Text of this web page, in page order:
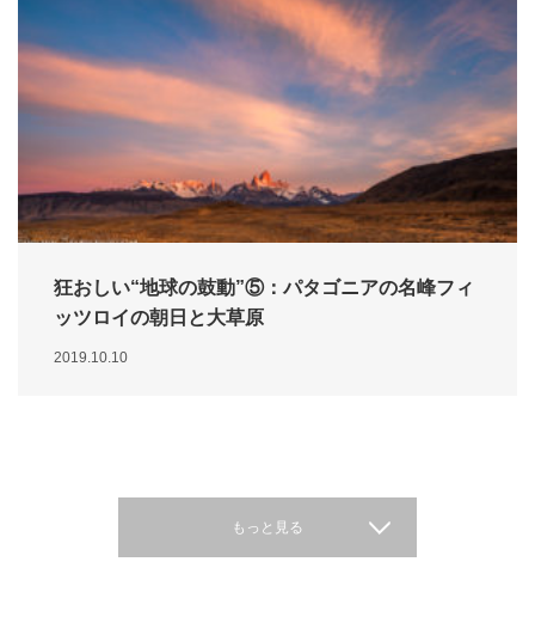
狂おしい“地球の鼓動”⑤：パタゴニアの名峰フィ
ッツロイの朝日と大草原
2019.10.10
もっと見る